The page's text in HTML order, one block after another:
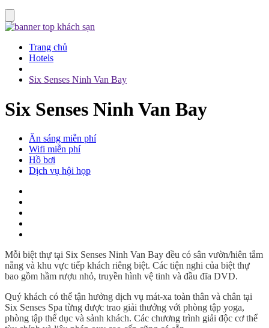
Trang chủ
Hotels
Six Senses Ninh Van Bay
Six Senses Ninh Van Bay
Ăn sáng miễn phí
Wifi miễn phí
Hồ bơi
Dịch vụ hội họp
Mỗi biệt thự tại Six Senses Ninh Van Bay đều có sân vườn/hiên tắm
nắng và khu vực tiếp khách riêng biệt. Các tiện nghi của biệt thự
bao gồm hầm rượu nhỏ, truyền hình vệ tinh và đầu đĩa DVD.
Quý khách có thể tận hưởng dịch vụ mát-xa toàn thân và chân tại
Six Senses Spa từng được trao giải thưởng với phòng tập yoga,
phòng tập thể dục và sảnh khách. Các chương trình giải độc cơ thể